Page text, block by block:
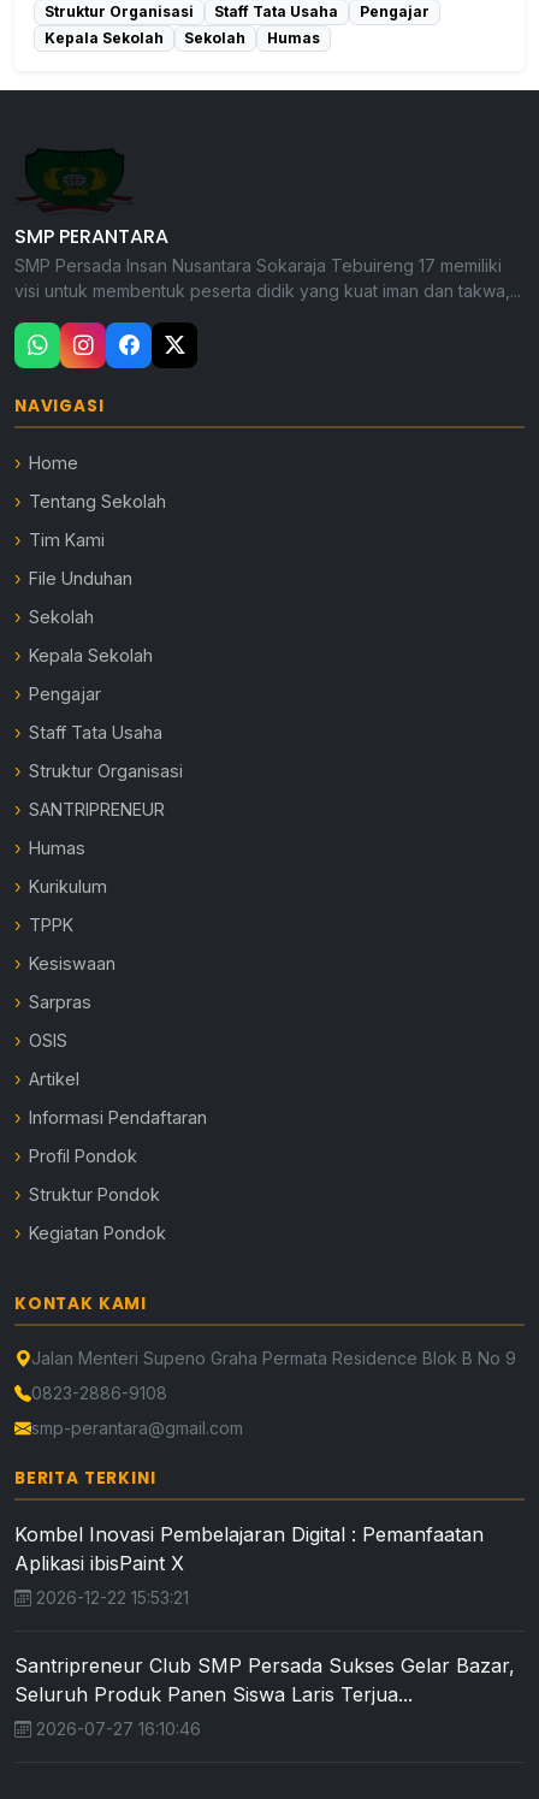
Struktur Organisasi
Staff Tata Usaha
Pengajar
Kepala Sekolah
Sekolah Humas
SMP PERANTARA
SMP Persada Insan Nusantara Sokaraja Tebuireng 17 memiliki
visi untuk membentuk peserta didik yang kuat iman dan takwa,...
NAVIGASI
Home
Tentang Sekolah
Tim Kami
File Unduhan
Sekolah
Kepala Sekolah
Pengajar
Staff Tata Usaha
Struktur Organisasi
SANTRIPRENEUR
Humas
Kurikulum
TPPK
Kesiswaan
Sarpras
OSIS
Artikel
Informasi Pendaftaran
Profil Pondok
Struktur Pondok
Kegiatan Pondok
KONTAK KAMI
Jalan Menteri Supeno Graha Permata Residence Blok B No 9
0823-2886-9108
smp-perantara@gmail.com
BERITA TERKINI
Kombel Inovasi Pembelajaran Digital : Pemanfaatan
Aplikasi ibisPaint X
2026-12-22 15:53:21
Santripreneur Club SMP Persada Sukses Gelar Bazar,
Seluruh Produk Panen Siswa Laris Terjua...
2026-07-27 16:10:46